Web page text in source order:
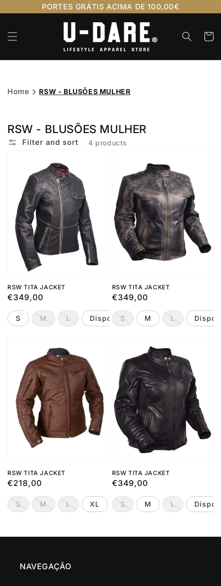
content
PORTES GRÁTIS ACIMA DE 100,00€
Cart
Home RSW - BLUSÕES MULHER
RSW - BLUSÕES MULHER
Filter and sort 4 products
RSW TITA JACKET
Regular
price
€349,00
S M L Disponível por Encomenda
RSW TITA JACKET
Regular
price
€349,00
S M L
RSW TITA JACKET
Regular
price
€218,00
S M L XL Disponível por Encomenda
RSW TITA JACKET
Regular
price
€349,00
S M L
NAVEGAÇÃO